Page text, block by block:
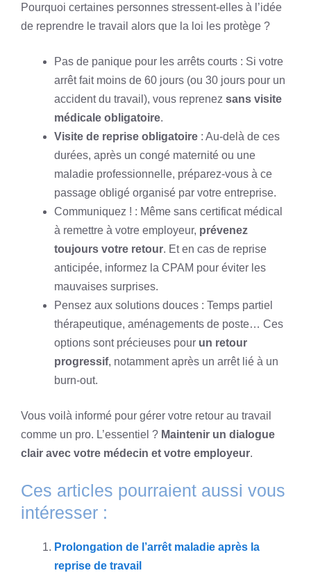
Pourquoi certaines personnes stressent-elles à l’idée
de reprendre le travail alors que la loi les protège ?
Pas de panique pour les arrêts courts : Si votre
arrêt fait moins de 60 jours (ou 30 jours pour un
accident du travail), vous reprenez sans visite
médicale obligatoire.
Visite de reprise obligatoire : Au-delà de ces
durées, après un congé maternité ou une
maladie professionnelle, préparez-vous à ce
passage obligé organisé par votre entreprise.
Communiquez ! : Même sans certificat médical
à remettre à votre employeur, prévenez
toujours votre retour. Et en cas de reprise
anticipée, informez la CPAM pour éviter les
mauvaises surprises.
Pensez aux solutions douces : Temps partiel
thérapeutique, aménagements de poste… Ces
options sont précieuses pour un retour
progressif, notamment après un arrêt lié à un
burn-out.
Vous voilà informé pour gérer votre retour au travail
comme un pro. L’essentiel ? Maintenir un dialogue
clair avec votre médecin et votre employeur.
Ces articles pourraient aussi vous
intéresser :
Prolongation de l’arrêt maladie après la
reprise de travail